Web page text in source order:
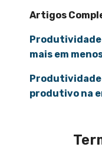
Artigos
Produtividade
mais em
Produtividade
produtivo na